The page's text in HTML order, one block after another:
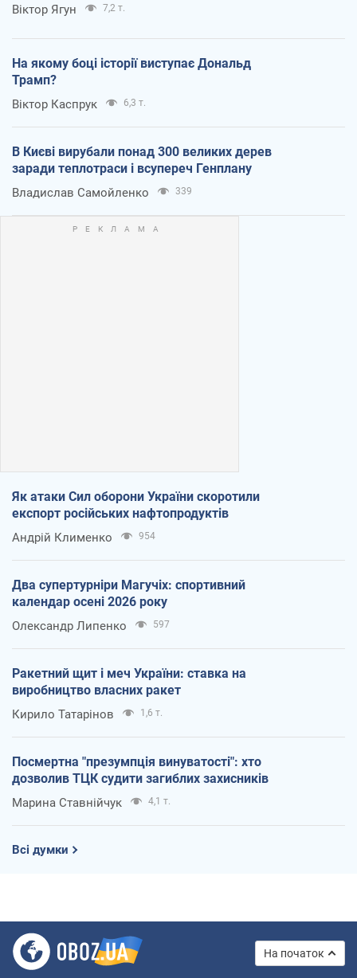
Віктор Ягун 7,2 т.
На якому боці історії виступає Дональд
Трамп?
Віктор Каспрук 6,3 т.
В Києві вирубали понад 300 великих дерев
заради теплотраси і всупереч Генплану
Владислав Самойленко 339
Як атаки Сил оборони України скоротили
експорт російських нафтопродуктів
Андрій Клименко 954
Два супертурніри Магучіх: спортивний
календар осені 2026 року
Олександр Липенко 597
Ракетний щит і меч України: ставка на
виробництво власних ракет
Кирило Татарінов 1,6 т.
Посмертна "презумпція винуватості": хто
дозволив ТЦК судити загиблих захисників
Марина Ставнійчук 4,1 т.
Всі думки
На початок